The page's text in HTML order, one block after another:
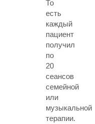
То
есть
каждый
пациент
получил
по
20
сеансов
семейной
или
музыкальной
терапии.